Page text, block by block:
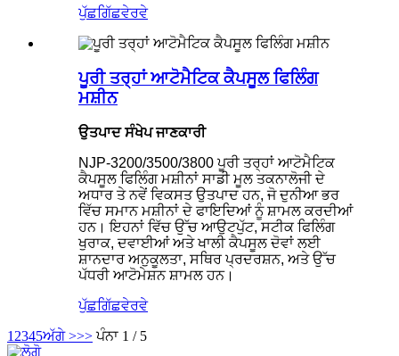
ਪੁੱਛਗਿੱਛਵੇਰਵੇ
ਪੂਰੀ ਤਰ੍ਹਾਂ ਆਟੋਮੈਟਿਕ ਕੈਪਸੂਲ ਫਿਲਿੰਗ
ਮਸ਼ੀਨ
ਉਤਪਾਦ ਸੰਖੇਪ ਜਾਣਕਾਰੀ
NJP-3200/3500/3800 ਪੂਰੀ ਤਰ੍ਹਾਂ ਆਟੋਮੈਟਿਕ
ਕੈਪਸੂਲ ਫਿਲਿੰਗ ਮਸ਼ੀਨਾਂ ਸਾਡੀ ਮੂਲ ਤਕਨਾਲੋਜੀ ਦੇ
ਅਧਾਰ ਤੇ ਨਵੇਂ ਵਿਕਸਤ ਉਤਪਾਦ ਹਨ, ਜੋ ਦੁਨੀਆ ਭਰ
ਵਿੱਚ ਸਮਾਨ ਮਸ਼ੀਨਾਂ ਦੇ ਫਾਇਦਿਆਂ ਨੂੰ ਸ਼ਾਮਲ ਕਰਦੀਆਂ
ਹਨ। ਇਹਨਾਂ ਵਿੱਚ ਉੱਚ ਆਉਟਪੁੱਟ, ਸਟੀਕ ਫਿਲਿੰਗ
ਖੁਰਾਕ, ਦਵਾਈਆਂ ਅਤੇ ਖਾਲੀ ਕੈਪਸੂਲ ਦੋਵਾਂ ਲਈ
ਸ਼ਾਨਦਾਰ ਅਨੁਕੂਲਤਾ, ਸਥਿਰ ਪ੍ਰਦਰਸ਼ਨ, ਅਤੇ ਉੱਚ
ਪੱਧਰੀ ਆਟੋਮੇਸ਼ਨ ਸ਼ਾਮਲ ਹਨ।
ਪੁੱਛਗਿੱਛਵੇਰਵੇ
1 2345ਅੱਗੇ >>> ਪੰਨਾ 1 / 5